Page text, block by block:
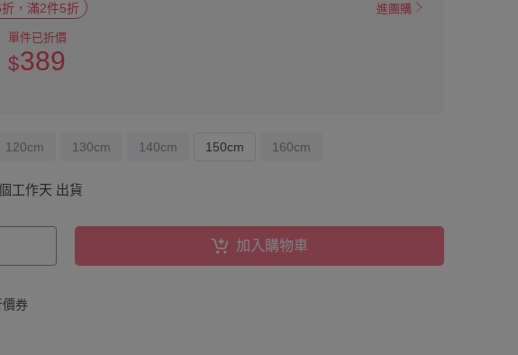
，滿2件5折 進團購
單件已折價
$389
120cm 130cm 140cm 150cm 160cm
工作天 出貨
加入購物車
價券